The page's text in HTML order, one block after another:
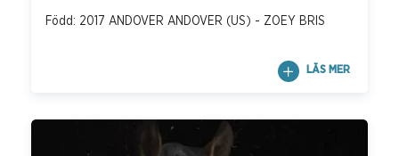
Född: 2017 ANDOVER ANDOVER (US) - ZOEY BRIS
LÄS MER